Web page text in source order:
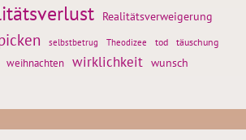
Realitätsverweigerung
selbstbetrug Theodizee tod täuschung
weihnachten wirklichkeit wunsch